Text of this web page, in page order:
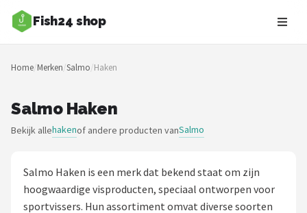
Fish24 shop
Zoeken
NAVIGATIE
Merken
Hengelsoorten
Home/Merken/Salmo/Haken
Salmo Haken
Bekijk allehakenof andere producten vanSalmo
Salmo Haken is een merk dat bekend staat om zijn
hoogwaardige visproducten, speciaal ontworpen voor
sportvissers. Hun assortiment omvat diverse soorten